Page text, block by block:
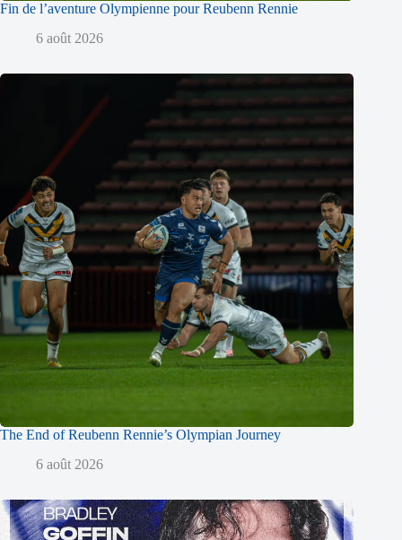
Fin de l’aventure Olympienne pour Reubenn Rennie
6 août 2026
The End of Reubenn Rennie’s Olympian Journey
6 août 2026